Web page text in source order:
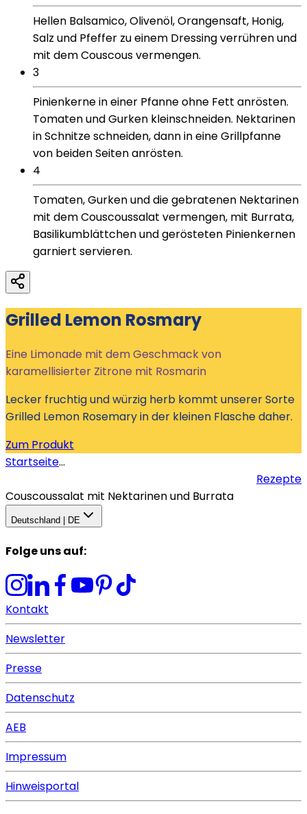
Hellen Balsamico, Olivenöl, Orangensaft, Honig,
Salz und Pfeffer zu einem Dressing verrühren und
mit dem Couscous vermengen.
3
Pinienkerne in einer Pfanne ohne Fett anrösten.
Tomaten und Gurken kleinschneiden. Nektarinen
in Schnitze schneiden, dann in eine Grillpfanne
von beiden Seiten anrösten.
4
Tomaten, Gurken und die gebratenen Nektarinen
mit dem Couscoussalat vermengen, mit Burrata,
Basilikumblättchen und gerösteten Pinienkernen
garniert servieren.
Grilled Lemon Rosmary
Eine Limonade mit dem Geschmack von
karamellisierter Zitrone mit Rosmarin
Lecker fruchtig und würzig herb kommt unserer Sorte
Grilled Lemon Rosemary in der kleinen Flasche daher.
Zum Produkt
Startseite...
Rezepte
Couscoussalat mit Nektarinen und Burrata
Deutschland | DE
Folge uns auf:
Kontakt
Newsletter
Presse
Datenschutz
AEB
Impressum
Hinweisportal